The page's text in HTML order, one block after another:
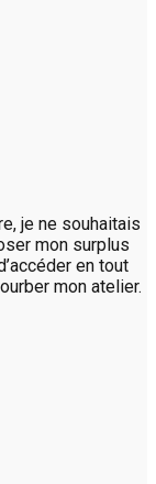
je ne souhaitais
mon surplus
en tout
mon atelier.